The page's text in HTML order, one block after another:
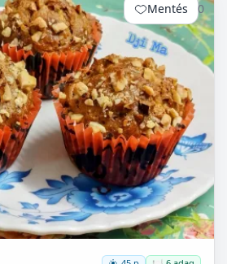
Mentés 0